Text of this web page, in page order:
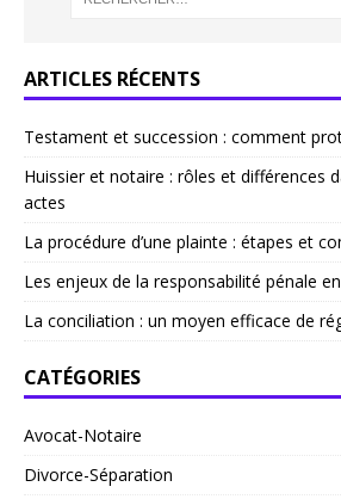
ARTICLES RÉCENTS
Testament et succession : comment
Huissier et notaire : rôles et différences
actes
La procédure d’une plainte : étapes et
Les enjeux de la responsabilité pénale
La conciliation : un moyen efficace de
CATÉGORIES
Avocat-Notaire
Divorce-Séparation